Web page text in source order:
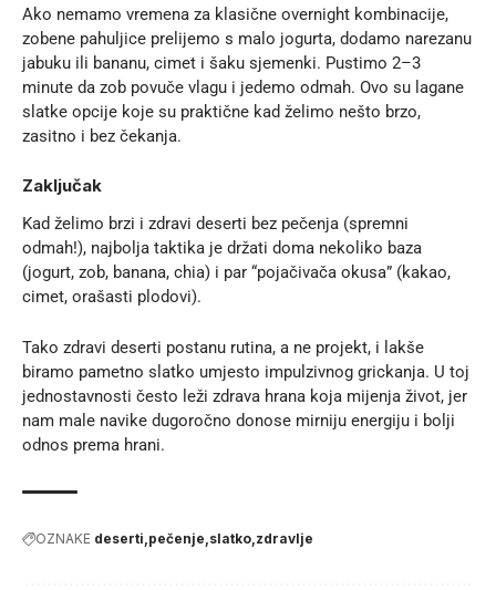
Ako nemamo vremena za klasične overnight kombinacije,
zobene pahuljice prelijemo s malo jogurta, dodamo narezanu
jabuku ili bananu, cimet i šaku sjemenki. Pustimo 2–3
minute da zob povuče vlagu i jedemo odmah. Ovo su lagane
slatke opcije koje su praktične kad želimo nešto brzo,
zasitno i bez čekanja.
Zaključak
Kad želimo brzi i zdravi deserti bez pečenja (spremni
odmah!), najbolja taktika je držati doma nekoliko baza
(jogurt, zob, banana, chia) i par “pojačivača okusa” (kakao,
cimet, orašasti plodovi).
Tako zdravi deserti postanu rutina, a ne projekt, i lakše
biramo pametno slatko umjesto impulzivnog grickanja. U toj
jednostavnosti često leži zdrava hrana koja mijenja život, jer
nam male navike dugoročno donose mirniju energiju i bolji
odnos prema hrani.
OZNAKE deserti pečenje slatko zdravlje